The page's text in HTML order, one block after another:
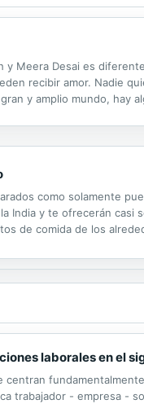
Meera Desai es
recibir amor. Nadie
y amplio mundo, hay
como solamente
India y te ofrecerán
de comida de los
laborales en el
centran
trabajador - empresa -